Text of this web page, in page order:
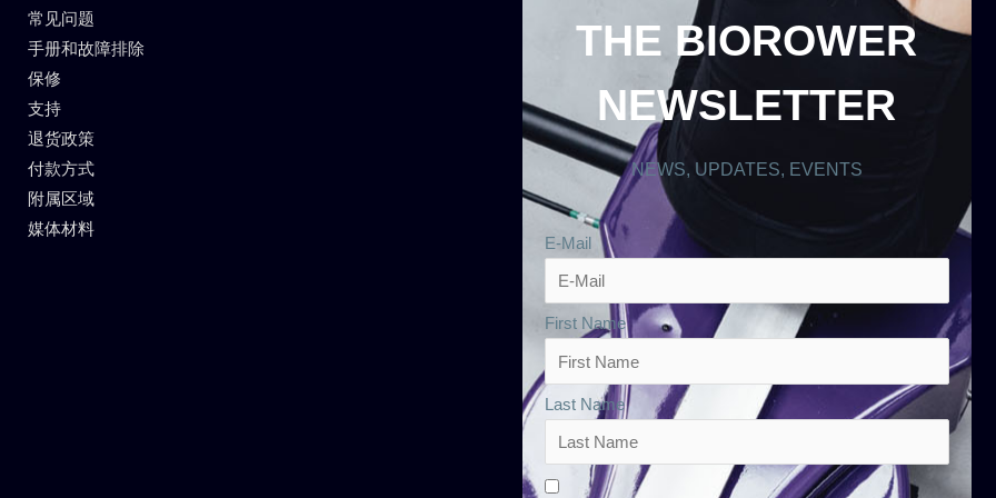
常见问题
手册和故障排除
保修
支持
退货政策
付款方式
附属区域
媒体材料
THE BIOROWER
NEWSLETTER
NEWS, UPDATES, EVENTS
E-Mail
First Name
Last Name